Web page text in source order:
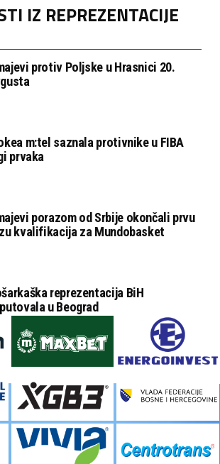
IZ REPREZENTACIJE
protiv Poljske u Hrasnici 20.
m:tel saznala protivnike u FIBA
prvaka
porazom od Srbije okončali prvu
kvalifikacija za Mundobasket
reprezentacija BiH
u Beograd